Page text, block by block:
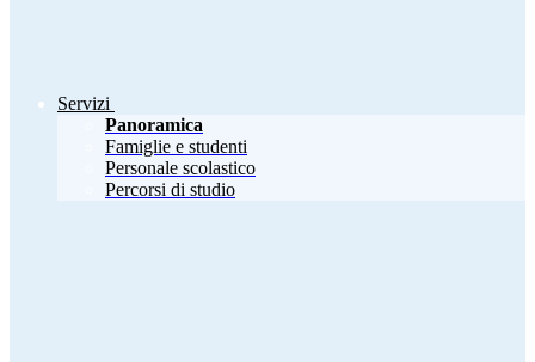
Servizi
Panoramica
Famiglie e studenti
Personale scolastico
Percorsi di studio